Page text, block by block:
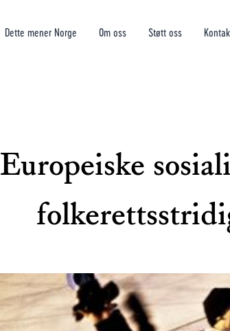
Dette mener Norge Om oss Støtt oss
Europeiske